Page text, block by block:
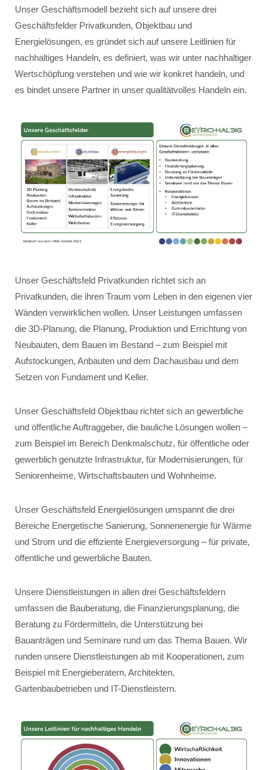
Unser Geschäftsmodell bezieht sich auf unsere drei
Geschäftsfelder Privatkunden, Objektbau und
Energielösungen, es gründet sich auf unsere Leitlinien für
nachhaltiges Handeln, es definiert, was wir unter nachhaltiger
Wertschöpfung verstehen und wie wir konkret handeln, und
es bindet unsere Partner in unser qualitätvolles Handeln ein.
Unser Geschäftsfeld Privatkunden richtet sich an
Privatkunden, die ihren Traum vom Leben in den eigenen vier
Wänden verwirklichen wollen. Unser Leistungen umfassen
die 3D-Planung, die Planung, Produktion und Errichtung von
Neubauten, dem Bauen im Bestand – zum Beispiel mit
Aufstockungen, Anbauten und dem Dachausbau und dem
Setzen von Fundament und Keller.
Unser Geschäftsfeld Objektbau richtet sich an gewerbliche
und öffentliche Auftraggeber, die bauliche Lösungen wollen –
zum Beispiel im Bereich Denkmalschutz, für öffentliche oder
gewerblich genutzte Infrastruktur, für Modernisierungen, für
Seniorenheime, Wirtschaftsbauten und Wohnheime.
Unser Geschäftsfeld Energielösungen umspannt die drei
Bereiche Energetische Sanierung, Sonnenenergie für Wärme
und Strom und die effiziente Energieversorgung – für private,
öffentliche und gewerbliche Bauten.
Unsere Dienstleistungen in allen drei Geschäftsfeldern
umfassen die Bauberatung, die Finanzierungsplanung, die
Beratung zu Fördermitteln, die Unterstützung bei
Bauanträgen und Seminare rund um das Thema Bauen. Wir
runden unsere Dienstleistungen ab mit Kooperationen, zum
Beispiel mit Energieberatern, Architekten,
Gartenbaubetrieben und IT-Dienstleistern.